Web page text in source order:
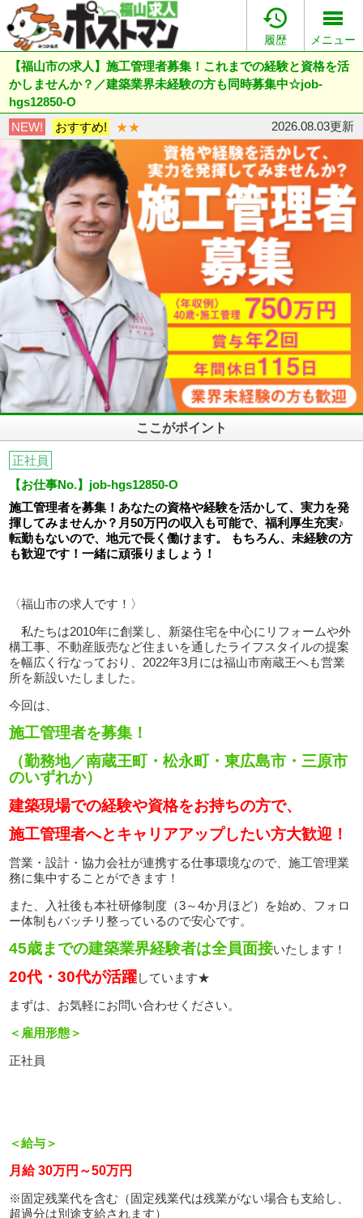

履歴 メニュー
【福山市の求人】施工管理者募集！これまでの経験と資格を活
かしませんか？／建築業界未経験の方も同時募集中☆job-
hgs12850-O
NEW!
おすすめ! ★★ 2026.08.03更新
ここがポイント
正社員
【お仕事No.】job-hgs12850-O
施工管理者を募集！あなたの資格や経験を活かして、実力を発
揮してみませんか？月50万円の収入も可能で、福利厚生充実♪
転勤もないので、地元で長く働けます。 もちろん、未経験の方
も歓迎です！一緒に頑張りましょう！
〈福山市の求人です！〉
私たちは2010年に創業し、新築住宅を中心にリフォームや外
構工事、不動産販売など住まいを通したライフスタイルの提案
を幅広く行なっており、2022年3月には福山市南蔵王へも営業
所を新設いたしました。
今回は、
施工管理者を募集！
（勤務地／南蔵王町・松永町・東広島市・三原市
のいずれか）
建築現場での経験や資格をお持ちの方で、
施工管理者へとキャリアアップしたい方大歓迎！
営業・設計・協力会社が連携する仕事環境なので、施工管理業
務に集中することができます！
また、入社後も本社研修制度（3～4か月ほど）を始め、フォロ
ー体制もバッチリ整っているので安心です。
45歳までの建築業界経験者は全員面接いたします！
20代・30代が活躍しています★
まずは、お気軽にお問い合わせください。
＜雇用形態＞
正社員
＜給与＞
月給 30万円～50万円
※固定残業代を含む（固定残業代は残業がない場合も支給し、
超過分は別途支給されます）